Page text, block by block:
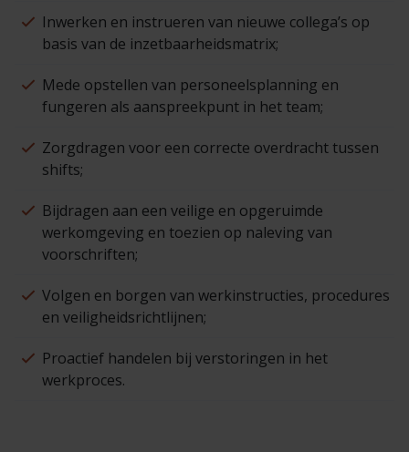
Inwerken en instrueren van nieuwe collega’s op
basis van de inzetbaarheidsmatrix;
Mede opstellen van personeelsplanning en
fungeren als aanspreekpunt in het team;
Zorgdragen voor een correcte overdracht tussen
shifts;
Bijdragen aan een veilige en opgeruimde
werkomgeving en toezien op naleving van
voorschriften;
Volgen en borgen van werkinstructies, procedures
en veiligheidsrichtlijnen;
Proactief handelen bij verstoringen in het
werkproces.